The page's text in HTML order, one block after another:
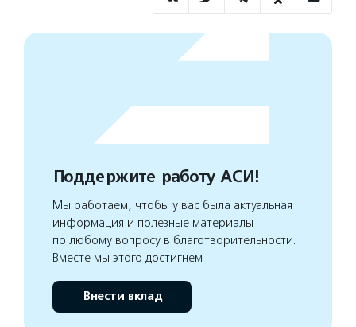
Поддержите работу АСИ!
Мы работаем, чтобы у вас была актуальная
информация и полезные материалы
по любому вопросу в благотворительности.
Вместе мы этого достигнем
Внести вклад